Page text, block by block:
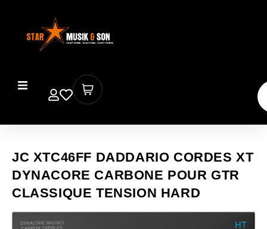
JC XTC46FF DADDARIO CORDES XT
DYNACORE CARBONE POUR GTR
CLASSIQUE TENSION HARD